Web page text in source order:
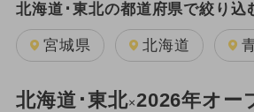
北海道･東北の都道府県で絞り込
宮城県 北海道
北海道･東北×2026年オー